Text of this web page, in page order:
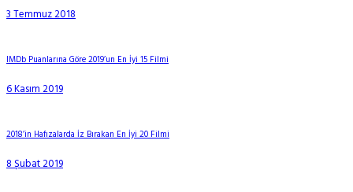
3 Temmuz 2018
IMDb Puanlarına Göre 2019’un En İyi 15 Filmi
6 Kasım 2019
2018’in Hafızalarda İz Bırakan En İyi 20 Filmi
8 Şubat 2019